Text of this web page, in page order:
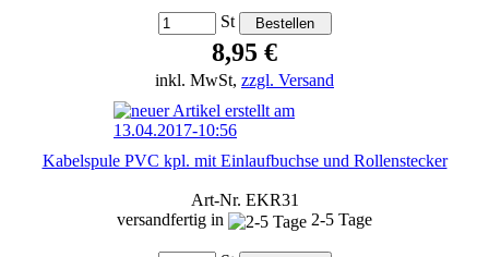
St
8,95 €
inkl. MwSt, zzgl. Versand
Kabelspule PVC kpl. mit Einlaufbuchse und Rollenstecker
Art-Nr. EKR31
versandfertig in
2-5 Tage